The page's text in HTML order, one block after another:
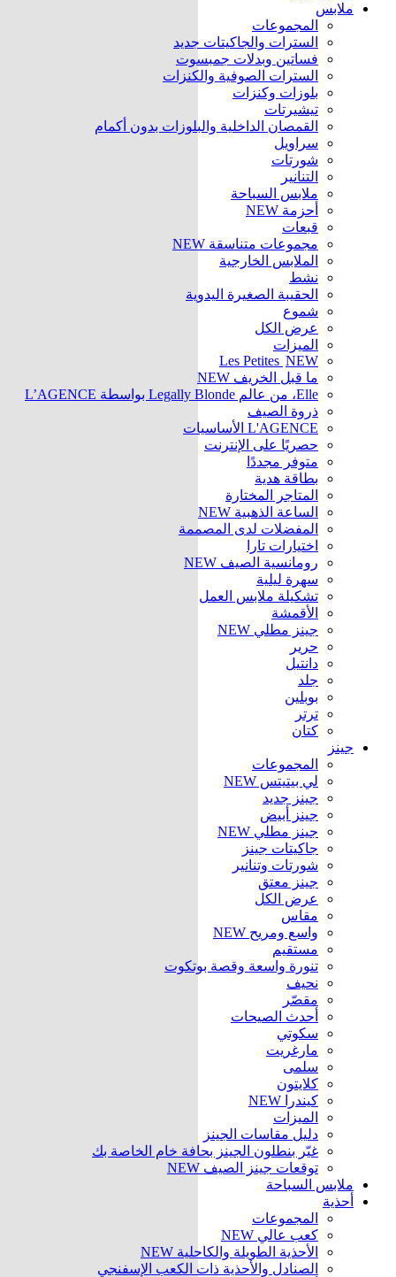
ملابس
المجموعات
السترات والجاكيتات جديد
فساتين وبدلات جمبسوت
السترات الصوفية والكنزات
بلوزات وكنزات
تيشيرتات
القمصان الداخلية والبلوزات بدون أكمام
سراويل
شورتات
التنانير
ملابس السباحة
أحزمة NEW
قبعات
مجموعات متناسقة NEW
الملابس الخارجية
نشط
الحقيبة الصغيرة اليدوية
شموع
عرض الكل
الميزات
Les Petites NEW
ما قبل الخريف NEW
Elle، من عالم Legally Blonde بواسطة L’AGENCE
ذروة الصيف
L'AGENCE الأساسيات
حصريًا على الإنترنت
متوفر مجددًا
بطاقة هدية
المتاجر المختارة
الساعة الذهبية NEW
المفضلات لدى المصممة
اختيارات تارا
رومانسية الصيف NEW
سهرة ليلية
تشكيلة ملابس العمل
الأقمشة
جينز مطلي NEW
حرير
دانتيل
جلد
بوبلين
ترتر
كتان
جينز
المجموعات
لي بيتيتس NEW
جينز جديد
جينز أبيض
جينز مطلي NEW
جاكيتات جينز
شورتات وتنانير
جينز معتق
عرض الكل
مقاس
واسع ومريح NEW
مستقيم
تنورة واسعة وقصة بوتكوت
نحيف
مقصّر
أحدث الصيحات
سكوتي
مارغريت
سلمى
كلايتون
كيندرا NEW
الميزات
دليل مقاسات الجينز
غيّر بنطلون الجينز بحافة خام الخاصة بك
توقعات جينز الصيف NEW
ملابس السباحة
أحذية
المجموعات
كعب عالي NEW
الأحذية الطويلة والكاحلية NEW
الصنادل والأحذية ذات الكعب الإسفنجي